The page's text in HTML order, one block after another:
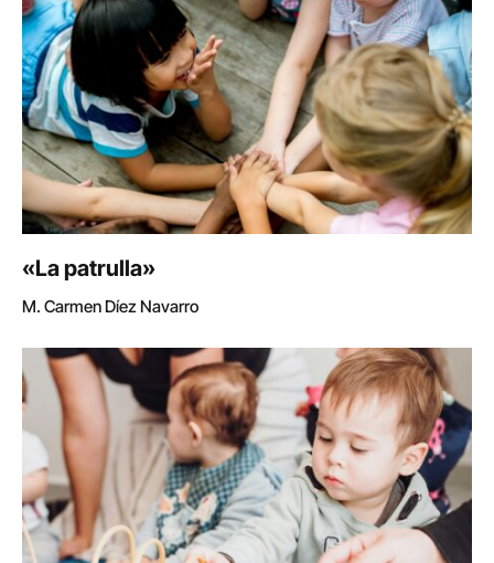
«La patrulla»
M. Carmen Díez Navarro